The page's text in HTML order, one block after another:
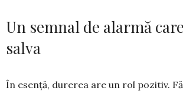
Un semnal de alarmă
salva
În esență, durerea are un rol pozitiv.